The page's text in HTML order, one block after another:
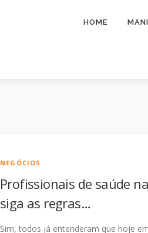
HOME
NEGÓCIOS
Profissionais de saúde
siga as regras…
Sim, todos já entenderam que hoje